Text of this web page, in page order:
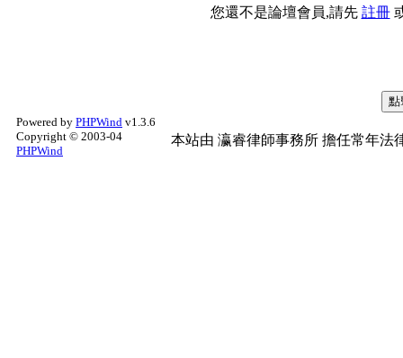
您還不是論壇會員,請先 註冊
Powered by PHPWind v1.3.6
Copyright © 2003-04
PHPWind
本站由 瀛睿律師事務所 擔任常年法